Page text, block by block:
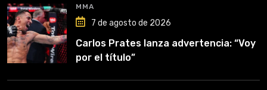
MMA
7 de agosto de 2026
Carlos Prates lanza advertencia: “Voy
por el título”